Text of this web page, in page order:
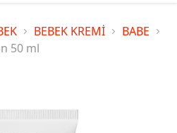
BEBEK KREMİ
BABE
50 ml